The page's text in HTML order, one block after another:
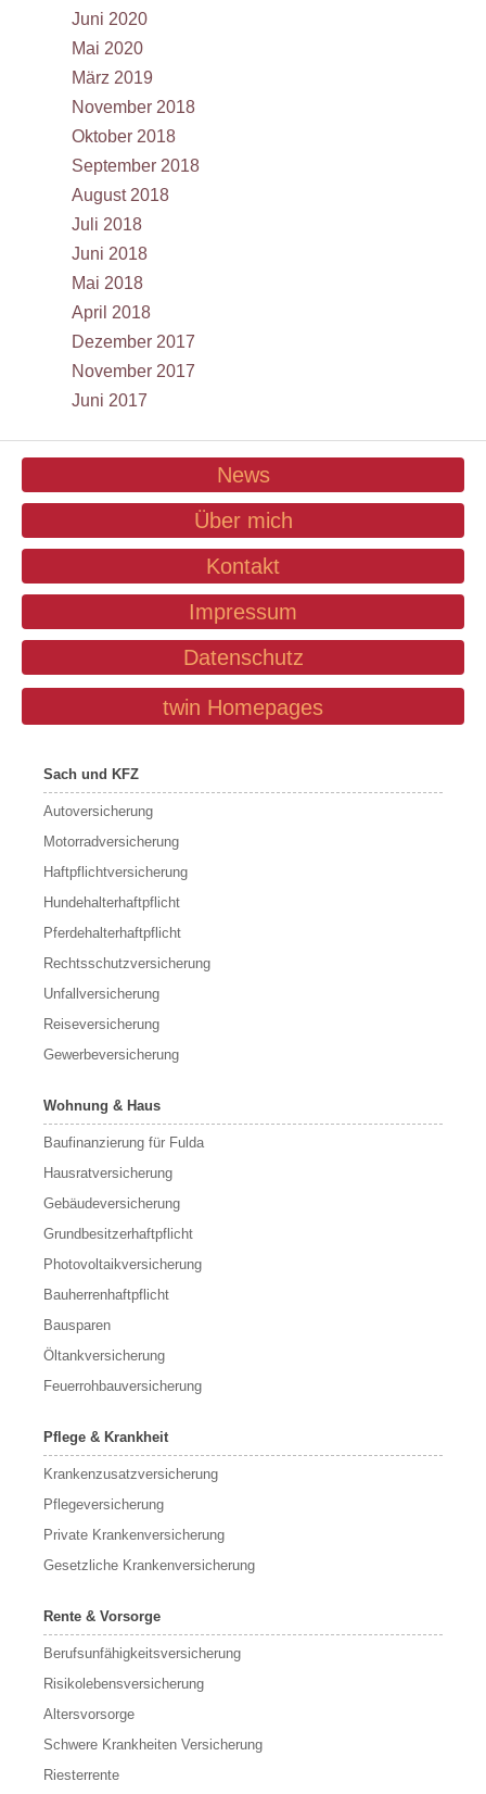
Juni 2020
Mai 2020
März 2019
November 2018
Oktober 2018
September 2018
August 2018
Juli 2018
Juni 2018
Mai 2018
April 2018
Dezember 2017
November 2017
Juni 2017
News
Über mich
Kontakt
Impressum
Datenschutz
twin Homepages
Sach und KFZ
Autoversicherung
Motorradversicherung
Haftpflichtversicherung
Hundehalterhaftpflicht
Pferdehalterhaftpflicht
Rechtsschutzversicherung
Unfallversicherung
Reiseversicherung
Gewerbeversicherung
Wohnung & Haus
Baufinanzierung für Fulda
Hausratversicherung
Gebäudeversicherung
Grundbesitzerhaftpflicht
Photovoltaikversicherung
Bauherrenhaftpflicht
Bausparen
Öltankversicherung
Feuerrohbauversicherung
Pflege & Krankheit
Krankenzusatzversicherung
Pflegeversicherung
Private Krankenversicherung
Gesetzliche Krankenversicherung
Rente & Vorsorge
Berufs­unfähigkeitsversicherung
Risikolebensversicherung
Altersvorsorge
Schwere Krankheiten Versicherung
Riesterrente